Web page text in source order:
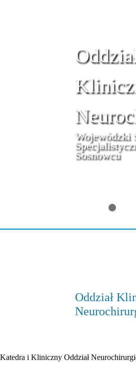
Wojewódzki
Sosnowcu
Oddział
Katedra i Kliniczny Oddział